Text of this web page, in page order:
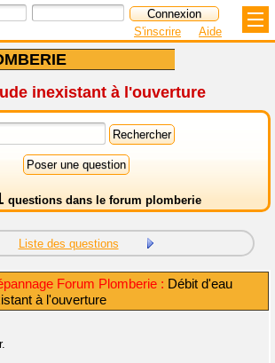
S'inscrire Aide
inexistant à l'ouverture
questions dans le forum plomberie
Liste des questions
Forum Plomberie : Débit d'eau
à l'ouverture